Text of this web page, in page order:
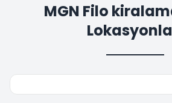
MGN Filo